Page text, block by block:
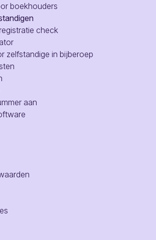
boekhouders
check
zelfstandige in bijberoep
aan